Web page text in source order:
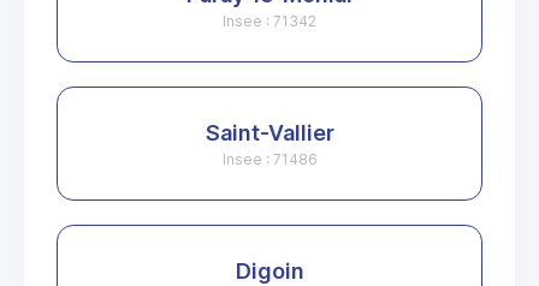
Insee : 71342
Saint-Vallier
Insee : 71486
Digoin